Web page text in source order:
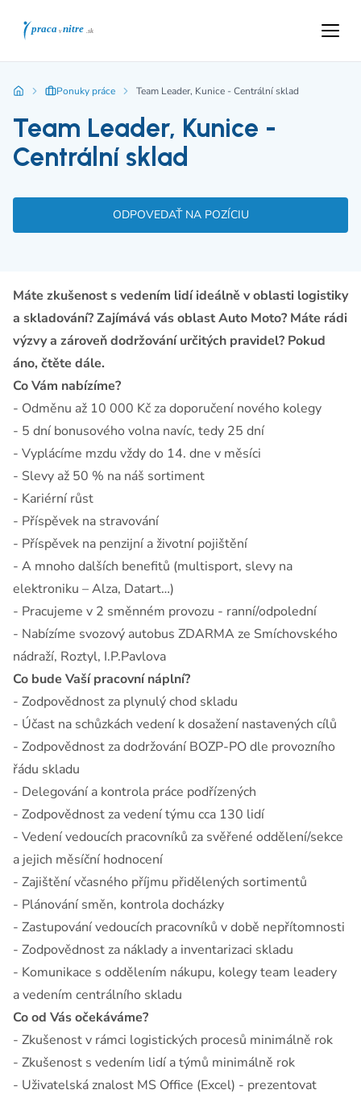
Ponuky práce Team Leader, Kunice - Centrální sklad
Team Leader, Kunice -
Centrální sklad
ODPOVEDAŤ NA POZÍCIU
Máte zkušenost s vedením lidí ideálně v oblasti logistiky
a skladování? Zajímává vás oblast Auto Moto? Máte rádi
výzvy a zároveň dodržování určitých pravidel? Pokud
áno, čtěte dále.
Co Vám nabízíme?
- Odměnu až 10 000 Kč za doporučení nového kolegy
- 5 dní bonusového volna navíc, tedy 25 dní
- Vyplácíme mzdu vždy do 14. dne v měsíci
- Slevy až 50 % na náš sortiment
- Kariérní růst
- Příspěvek na stravování
- Příspěvek na penzijní a životní pojištění
- A mnoho dalších benefitů (multisport, slevy na
elektroniku – Alza, Datart…)
- Pracujeme v 2 směnném provozu - ranní/odpolední
- Nabízíme svozový autobus ZDARMA ze Smíchovského
nádraží, Roztyl, I.P.Pavlova
Co bude Vaší pracovní náplní?
- Zodpovědnost za plynulý chod skladu
- Účast na schůzkách vedení k dosažení nastavených cílů
- Zodpovědnost za dodržování BOZP-PO dle provozního
řádu skladu
- Delegování a kontrola práce podřízených
- Zodpovědnost za vedení týmu cca 130 lidí
- Vedení vedoucích pracovníků za svěřené oddělení/sekce
a jejich měsíční hodnocení
- Zajištění včasného příjmu přidělených sortimentů
- Plánování směn, kontrola docházky
- Zastupování vedoucích pracovníků v době nepřítomnosti
- Zodpovědnost za náklady a inventarizaci skladu
- Komunikace s oddělením nákupu, kolegy team leadery
a vedením centrálního skladu
Co od Vás očekáváme?
- Zkušenost v rámci logistických procesů minimálně rok
- Zkušenost s vedením lidí a týmů minimálně rok
- Uživatelská znalost MS Office (Excel) - prezentovat